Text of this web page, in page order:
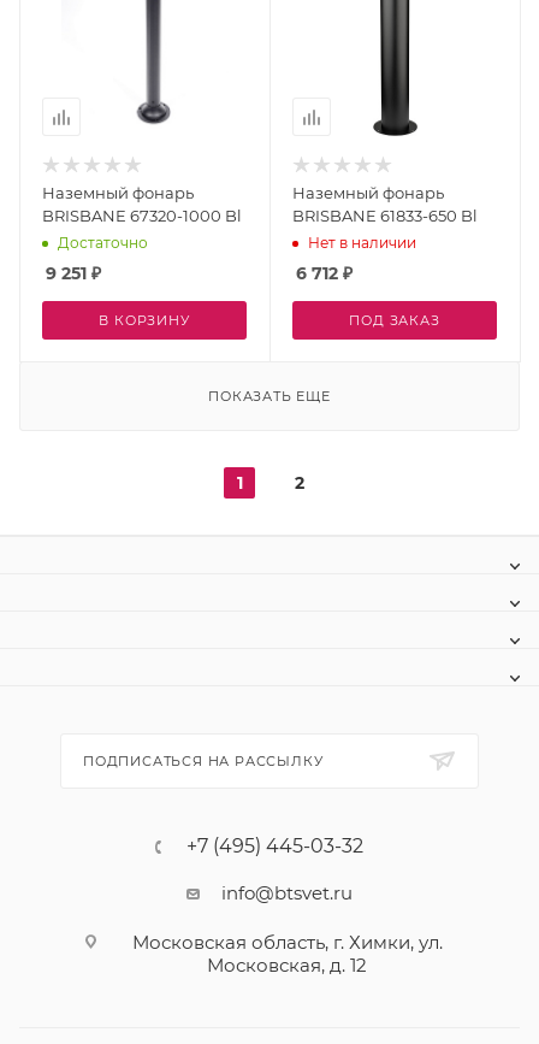
Наземный фонарь
BRISBANE 67320-1000 Bl
Достаточно
9 251 ₽
В КОРЗИНУ
Наземный фонарь
BRISBANE 61833-650 Bl
Нет в наличии
6 712 ₽
ПОД ЗАКАЗ
ПОКАЗАТЬ ЕЩЕ
1 2
ПОДПИСАТЬСЯ НА РАССЫЛКУ
+7 (495) 445-03-32
info@btsvet.ru
Московская область, г. Химки, ул.
Московская, д. 12